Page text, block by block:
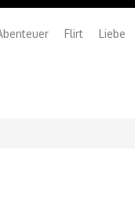
Flirt Liebe